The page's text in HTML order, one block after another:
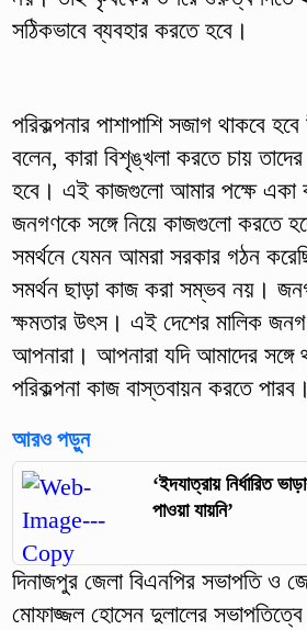
সঠিকভাবে ব্যবহার করতে হবে।
পরিকল্পনার পাশাপাশি সজাগ থাকবে
বলেন, কারা বিশৃঙ্খলা করতে চায় তাদের
হবে। এই কাজগুলো আমার পক্ষে একা
জনগণকে সঙ্গে নিয়ে কাজগুলো করতে
সমর্থনে যেমন আমরা সরকার গঠন
সমর্থন ছাড়া কাজ করা সম্ভব নয়।
ক্ষমতার উৎস। এই দেশের মালিক
আপনারা। আপনারা যদি আমাদের
পরিকল্পনা কাজ বাস্তবায়ন করতে পারব।
আরও পড়ুন
‘ইদযাত্রায় নির্ধারিত
পাওয়া যায়নি’
‎দিনাজপুর জেলা বিএনপির সভাপতি ও
মোফাজ্জল হোসেন দুলালের সভাপতিত্বে